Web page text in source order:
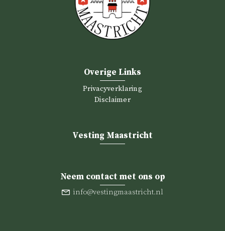
Overige Links
Privacyverklaring
Disclaimer
Vesting Maastricht
Neem contact met ons op
info@vestingmaastricht.nl